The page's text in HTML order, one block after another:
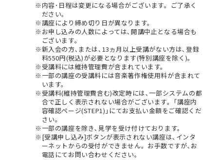
内容･日程は変更になる場合がございます。ご了承く
ださい。
講座により締め切り日が異なります。
お申し込みの人数によっては､開講中止となる場合も
ございます。
新入会の方､または､13ヵ月以上受講がない方は､登録
料550円(税込)が必要となります(特別講座を除く)。
受講料には維持管理費が含まれています。
一部の講座の受講料には音楽著作権使用料が含まれて
います。
受講料(維持管理費含む)改定時には､一部システムの都
合で正しく表示されない場合がございます。｢講座内
容確認ページ(STEP1)｣にてお支払い金額をご確認くだ
さい。
一部の講座を除き､見学を受け付けております。
[受講申し込み]ボタンが表示されない講座は､インタ
ーネットからの受付ができません。お手数ですが､お
電話にてお問い合わせください。